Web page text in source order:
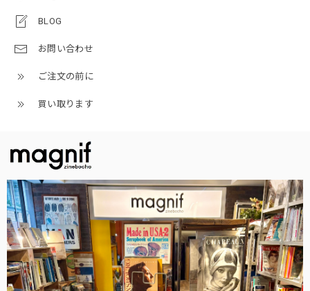
BLOG
お問い合わせ
ご注文の前に
買い取ります